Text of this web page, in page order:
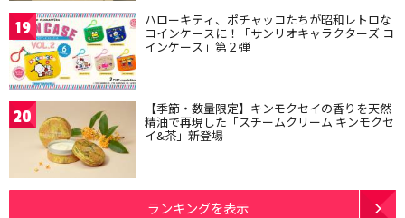
19 ハローキティ、ポチャッコたちが昭和レトロな
コインケースに！「サンリオキャラクターズ コ
インケース」第２弾
20 【季節・数量限定】キンモクセイの香りを天然
精油で再現した「スチームクリーム キンモクセ
イ&茶」新登場
ランキングを表示